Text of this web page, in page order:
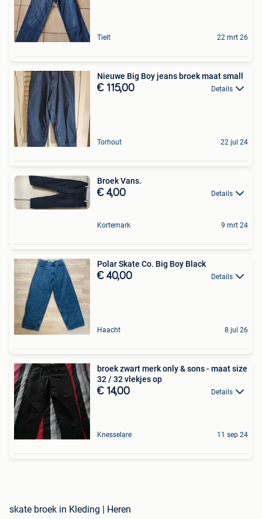
Tielt 22 mrt 26
Nieuwe Big Boy jeans broek maat small
€ 115,00 Details
Torhout 22 jul 24
Broek Vans.
€ 4,00 Details
Kortemark 9 mrt 24
Polar Skate Co. Big Boy Black
€ 40,00 Details
Haacht 8 jul 26
broek zwart merk only & sons - maat size
32 / 32 vlekjes op
€ 14,00 Details
Knesselare 11 sep 24
skate broek in Kleding | Heren